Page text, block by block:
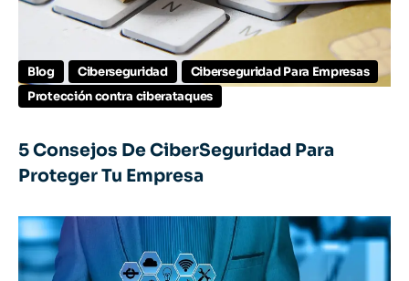
Blog Ciberseguridad
Ciberseguridad Para Empresas
Protección contra ciberataques
5 Consejos De CiberSeguridad Para
Proteger Tu Empresa